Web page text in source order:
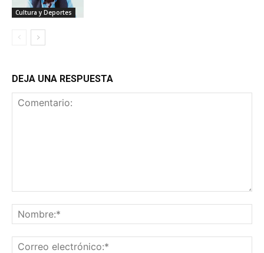
Cultura y Deportes
DEJA UNA RESPUESTA